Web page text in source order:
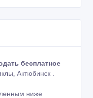
бесплатное
Актюбинск .
ниже